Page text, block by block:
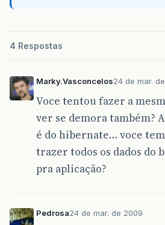
4 Respostas
Marky.Vasconcelos24 de mar.
Voce tentou fazer a
ver se demora também?
é do hibernate… voce
trazer todos os dados do
pra aplicação?
Pedrosa24 de mar. de 2009